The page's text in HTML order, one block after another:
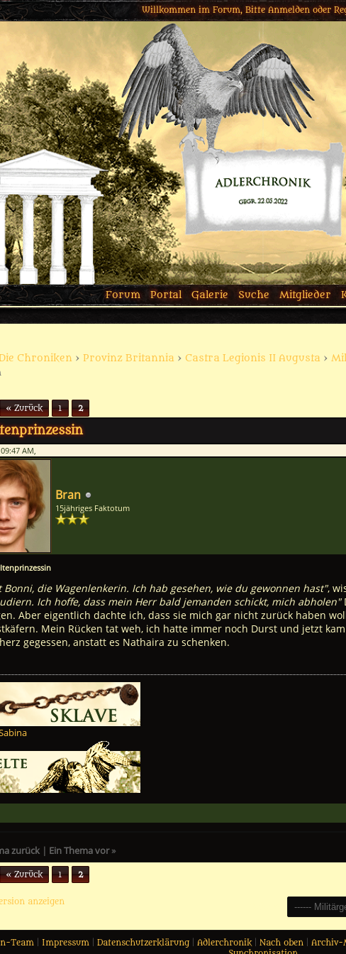
Willkommen im Forum, Bitte Anmeldenoder
Forum Portal Galerie Suche Mitglieder
Chroniken › Provinz Britannia › Castra Legionis II Augusta ›
« Zurück 1 2
AM,
Bran
15jähriges Faktotum
Bonni, die Wagenlenkerin. Ich hab gesehen, wie du gewonnen hast",
Ich hoffe, dass mein Herr bald jemanden schickt, mich abholen"
Aber eigentlich dachte ich, dass sie mich gar nicht zurück haben
Mein Rücken tat weh, ich hatte immer noch Durst und jetzt
gegessen, anstatt es Nathaira zu schenken.
zurück | Ein Thema vor»
« Zurück 1 2
anzeigen
Team Impressum Datenschutzerklärung Adlerchronik| Nach oben Archiv-